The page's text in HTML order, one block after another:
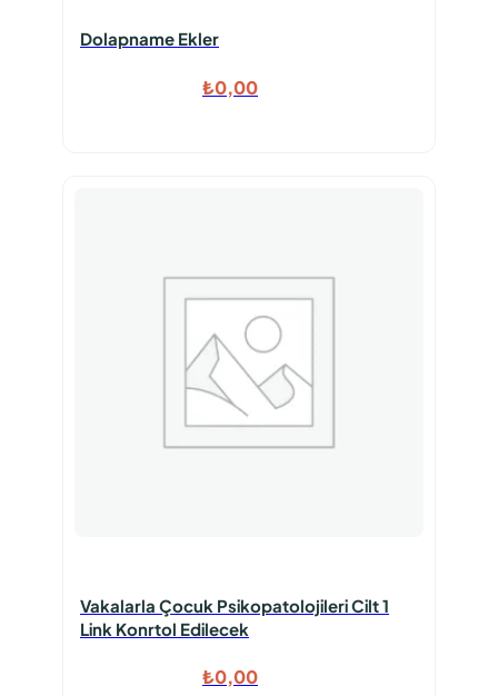
Dolapname Ekler
₺0,00
Vakalarla Çocuk Psikopatolojileri Cilt 1
Link Konrtol Edilecek
₺0,00